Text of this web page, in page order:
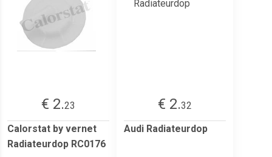
€ 2.23
Calorstat by vernet
Radiateurdop RC0176
€ 2.32
Audi Radiateurdop